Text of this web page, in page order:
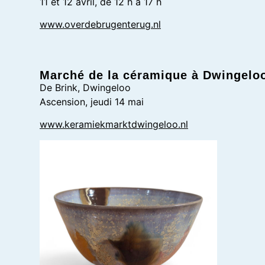
www.overdebrugenterug.nl
Marché de la céramique à
De Brink, Dwingeloo
Ascension, jeudi 14 mai
www.keramiekmarktdwingeloo.nl